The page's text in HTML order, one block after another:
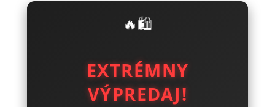
🔥🛍️
EXTRÉMNY
VÝPREDAJ!